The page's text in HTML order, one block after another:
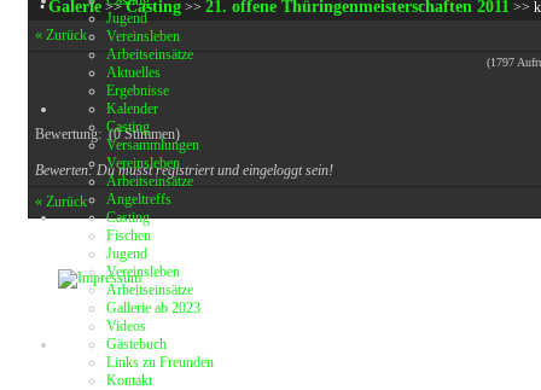
Jugend
Vereinsleben
Arbeitseinsätze
Aktuelles
Ergebnisse
Kalender
Casting
Versammlungen
Vereinsleben
Arbeitseinsätze
Angeltreffs
Casting
Fischen
Jugend
Vereinsleben
Arbeitseinsätze
Gallerie ab 2023
Videos
Gästebuch
Links zu Freunden
Kontakt
•Galerie>>Casting>> 21. offene Thüringenmeisterschaften 2011>>
« Zurück
(1797
Bewertung: (0 Stimmen)
Bewerten: Du musst registriert und eingeloggt sein!
« Zurück